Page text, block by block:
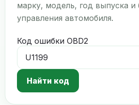
марку, модель, год выпуска и
управления автомобиля.
Код ошибки OBD2
Найти код